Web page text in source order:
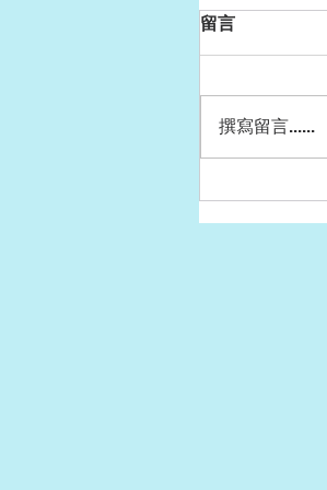
【不在場
末日想像
留言
撰寫留言......